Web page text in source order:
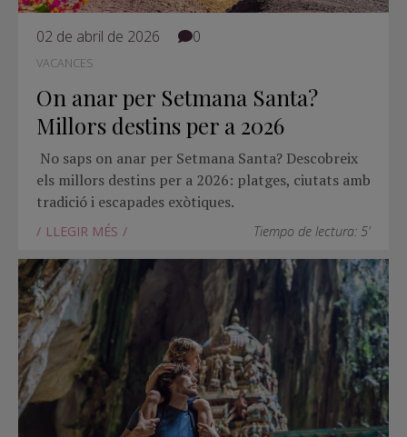
02 de abril de 2026 0
VACANCES
On anar per Setmana Santa?
Millors destins per a 2026
No saps on anar per Setmana Santa? Descobreix
els millors destins per a 2026: platges, ciutats amb
tradició i escapades exòtiques.
LLEGIR MÉS Tiempo de lectura: 5'